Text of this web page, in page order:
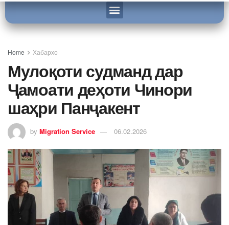
Home Хабархо
Мулоқоти судманд дар
Ҷамоати деҳоти Чинори
шаҳри Панҷакент
by Migration Service 06.02.2026